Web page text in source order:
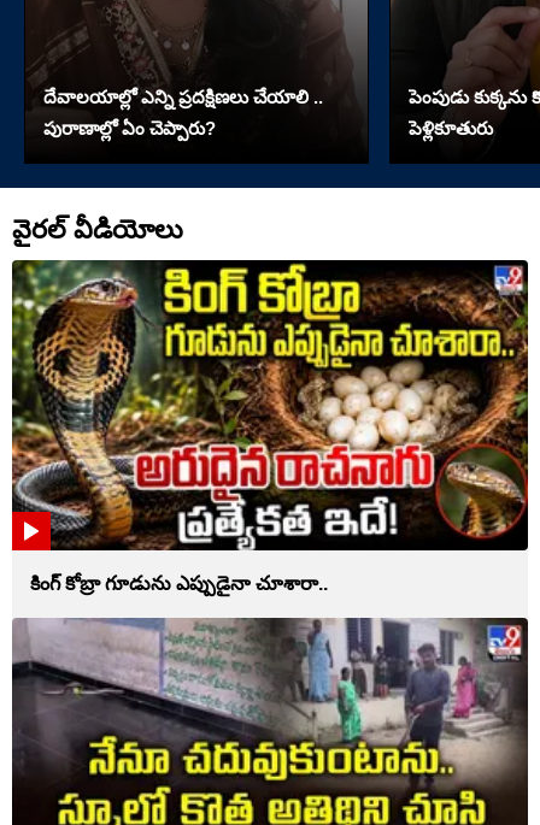
దేవాలయాల్లో ఎన్ని ప్రదక్షిణలు చేయాలి ..
పురాణాల్లో ఏం చెప్పారు?
పెంపుడు
పెళ్లికూతురు
వైరల్ వీడియోలు
కింగ్ కోబ్రా గూడును ఎప్పుడైనా చూశారా..